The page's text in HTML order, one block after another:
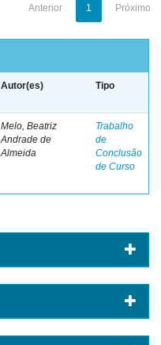
Anterior 1 Próximo
Autor(es) Tipo
Melo, Beatriz
Andrade de
Almeida
Trabalho
de
Conclusão
de Curso